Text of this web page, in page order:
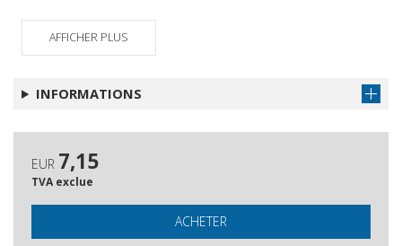
Replica a Roberta De Monticelli
Note di lettura
AFFICHER PLUS
INFORMATIONS
EUR 7,15
TVA exclue
ACHETER